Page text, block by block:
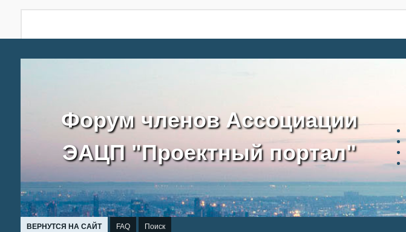
Форум членов Ассоциации
ЭАЦП "Проектный портал"
ВЕРНУТСЯ НА САЙТ FAQ Поиск